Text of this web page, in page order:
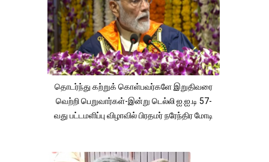
தொடர்ந்து கற்றுக் கொள்பவர்களே இறுதிவரை
வெற்றி பெறுவார்கள்-இன்று டெல்லி ஐ.ஐ.டி 57-
வது பட்டமளிப்பு விழாவில் பிரதமர் நரேந்திர மோடி